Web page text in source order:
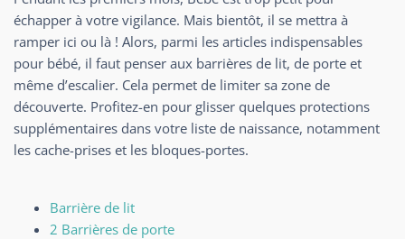
échapper à votre vigilance. Mais bientôt, il se mettra à
ramper ici ou là ! Alors, parmi les articles indispensables
pour bébé, il faut penser aux barrières de lit, de porte et
même d’escalier. Cela permet de limiter sa zone de
découverte. Profitez-en pour glisser quelques protections
supplémentaires dans votre liste de naissance, notamment
les cache-prises et les bloques-portes.
Barrière de lit
2 Barrières de porte